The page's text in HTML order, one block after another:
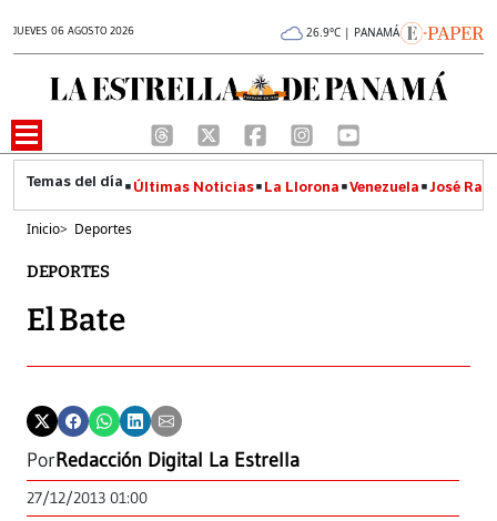
JUEVES 06 AGOSTO 2026 26.9°C | PANAMÁ
Últimas Noticias La Llorona Venezuela José
Inicio> Deportes
DEPORTES
El Bate
PorRedacción Digital La Estrella
27/12/2013 01:00